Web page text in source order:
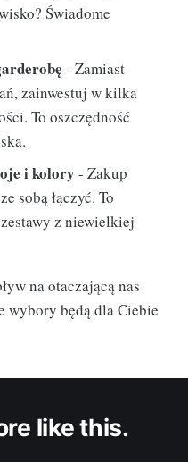
Świadome
- Zamiast
zainwestuj w kilka
To oszczędność
i kolory - Zakup
sobą łączyć. To
z niewielkiej
na otaczającą nas
wybory będą dla Ciebie
like this.